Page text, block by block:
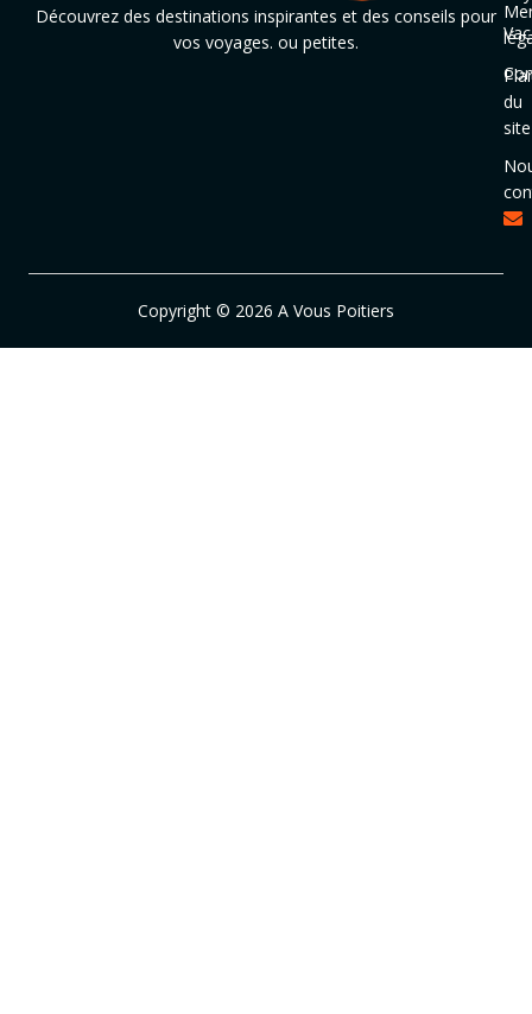
Découvrez des destinations inspirantes et des conseils pour
vos voyages. ou petites.
du
site
Copyright © 2026 A Vous Poitiers